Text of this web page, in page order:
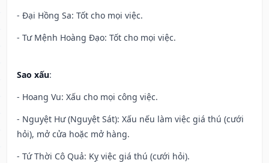
- Đại Hồng Sa: Tốt cho mọi việc.
- Tư Mệnh Hoàng Đạo: Tốt cho mọi việc.
Sao xấu:
- Hoang Vu: Xấu cho mọi công việc.
- Nguyệt Hư (Nguyệt Sát): Xấu nếu làm việc giá thú (cưới
hỏi), mở cửa hoặc mở hàng.
- Tứ Thời Cô Quả: Kỵ việc giá thú (cưới hỏi).